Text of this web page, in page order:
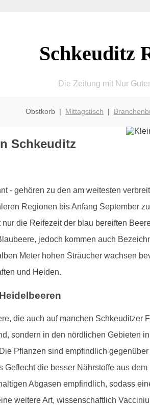
Schkeuditz
Die Zeitung mit Nur
Obstkorb | Mittagstisch |
Schkeuditz
- gehören zu den am weitesten
Regionen bis Anfang September
die Reifezeit der blau bereiften
jedoch kommen auch
Meter hohen Sträucher wachsen
und Heiden.
die auch auf manchen Schkeuditzer
sondern in den nördlichen Gebieten
Pflanzen sind empfindlich
Geflecht die besser Nährstoffe aus
Abgasen empfindlich, sodass
weitere Art, wissenschaftlich